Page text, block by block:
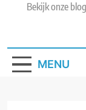
Bekijk onze
MENU